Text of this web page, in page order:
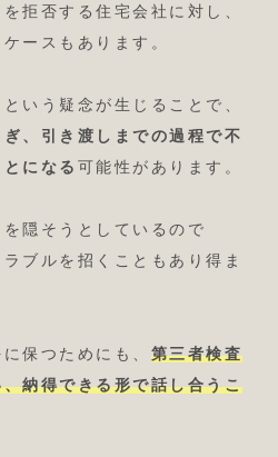
拒否する住宅会社に対し、
ースもあります。
いう疑念が生じることで、
、引き渡しまでの過程で不
になる 可能性があります。
隠そうとしているので
ブルを招くこともあり得ま
保つためにも、 第三者検査
納得できる形で話し合うこ